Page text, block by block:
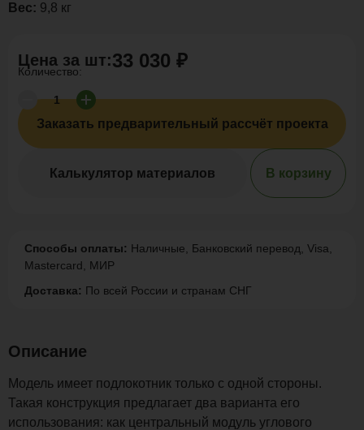
Цена за шт:33 030 ₽
Количество:
Заказать предварительный рассчёт проекта
Калькулятор материалов В корзину
Способы оплаты: Наличные, Банковский перевод, Visa,
Mastercard, МИР
Доставка: По всей России и странам СНГ
Вес: 9,8 кг
Описание
Модель имеет подлокотник только с одной стороны.
Такая конструкция предлагает два варианта его
использования: как центральный модуль углового